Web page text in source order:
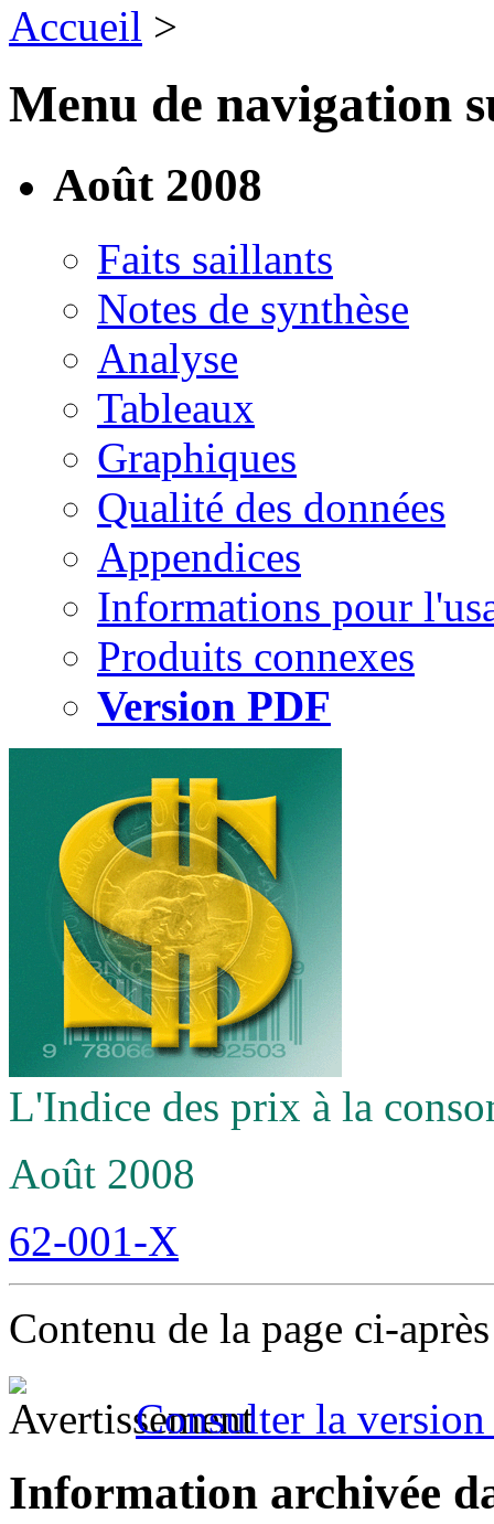
Accueil >
Menu de navigation
Août 2008
Faits saillants
Notes de synthèse
Analyse
Tableaux
Graphiques
Qualité des données
Appendices
Informations pour
Produits connexes
Version PDF
L'Indice des prix à la
Août 2008
62-001-X
Contenu de la page ci-après
Consulter la
Information archivée